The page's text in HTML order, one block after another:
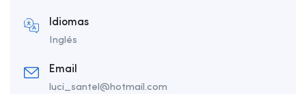
Idiomas
Inglés
Email
luci_santel@hotmail.com